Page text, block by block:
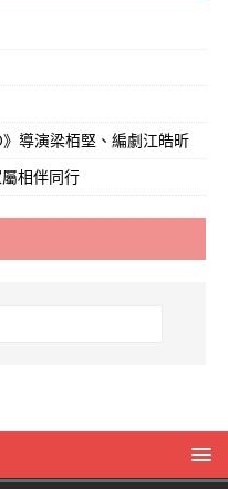
導演梁栢堅、編劇江皓昕
相伴同行